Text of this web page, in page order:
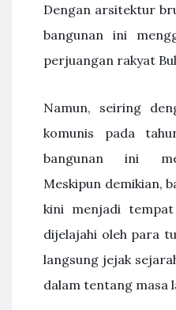
Dengan arsitektur
bangunan ini
perjuangan rakyat
Namun, seiring
komunis pada
bangunan ini
Meskipun demikian,
kini menjadi
dijelajahi oleh para
langsung jejak
dalam tentang masa